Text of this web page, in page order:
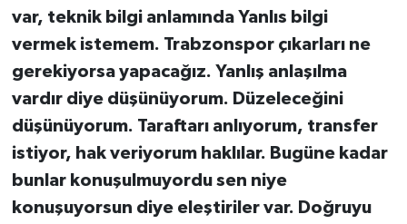
var, teknik bilgi anlamında Yanlıs bilgi
vermek istemem. Trabzonspor çıkarları ne
gerekiyorsa yapacağız. Yanlış anlaşılma
vardır diye düşünüyorum. Düzeleceğini
düşünüyorum. Taraftarı anlıyorum, transfer
istiyor, hak veriyorum haklılar. Bugüne kadar
bunlar konuşulmuyordu sen niye
konuşuyorsun diye eleştiriler var. Doğruyu